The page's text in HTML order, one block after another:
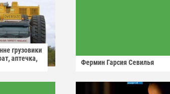
грузовики
аптечка,
Фермин Гарсия Севилья